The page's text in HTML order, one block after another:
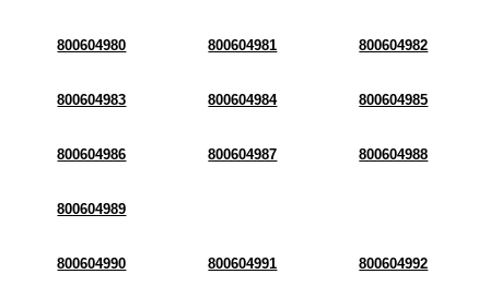
800604980 800604981 800604982
800604983 800604984 800604985
800604986 800604987 800604988
800604989
800604990 800604991 800604992